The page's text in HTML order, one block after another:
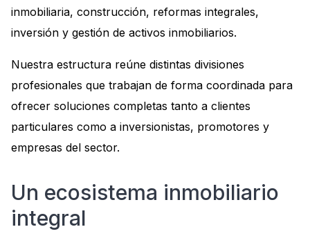
inmobiliaria, construcción, reformas integrales,
inversión y gestión de activos inmobiliarios.
Nuestra estructura reúne distintas divisiones
profesionales que trabajan de forma coordinada para
ofrecer soluciones completas tanto a clientes
particulares como a inversionistas, promotores y
empresas del sector.
Un ecosistema inmobiliario
integral